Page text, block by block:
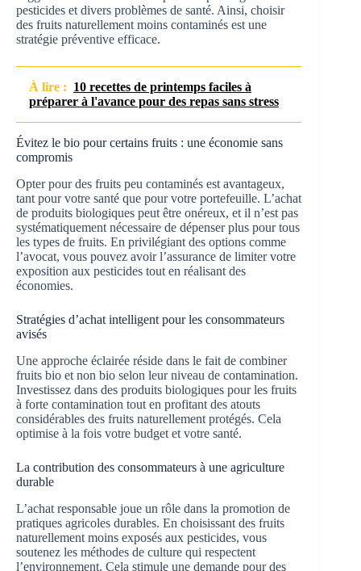
pesticides et divers problèmes de santé. Ainsi, choisir
des fruits naturellement moins contaminés est une
stratégie préventive efficace.
À lire : 10 recettes de printemps faciles à
préparer à l'avance pour des repas sans stress
Évitez le bio pour certains fruits : une économie sans
compromis
Opter pour des fruits peu contaminés est avantageux,
tant pour votre santé que pour votre portefeuille. L’achat
de produits biologiques peut être onéreux, et il n’est pas
systématiquement nécessaire de dépenser plus pour tous
les types de fruits. En privilégiant des options comme
l’avocat, vous pouvez avoir l’assurance de limiter votre
exposition aux pesticides tout en réalisant des
économies.
Stratégies d’achat intelligent pour les consommateurs
avisés
Une approche éclairée réside dans le fait de combiner
fruits bio et non bio selon leur niveau de contamination.
Investissez dans des produits biologiques pour les fruits
à forte contamination tout en profitant des atouts
considérables des fruits naturellement protégés. Cela
optimise à la fois votre budget et votre santé.
La contribution des consommateurs à une agriculture
durable
L’achat responsable joue un rôle dans la promotion de
pratiques agricoles durables. En choisissant des fruits
naturellement moins exposés aux pesticides, vous
soutenez les méthodes de culture qui respectent
l’environnement. Cela stimule une demande pour des